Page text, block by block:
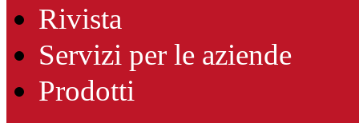
Rivista
Servizi per le aziende
Prodotti